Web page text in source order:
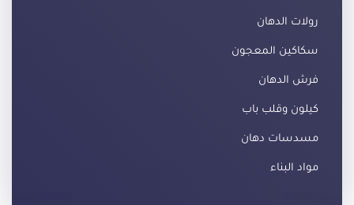
رولات الدهان
سكاكين المعجون
فرش الدهان
كيلون وقلب باب
مسدسات دهان
مواد البناء